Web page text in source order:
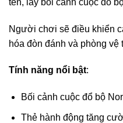
Người chơi sẽ điều khiển
hóa đòn đánh và phòng vệ
Tính năng nổi bật:
Bối cảnh cuộc đổ bộ
Thẻ hành động tăng